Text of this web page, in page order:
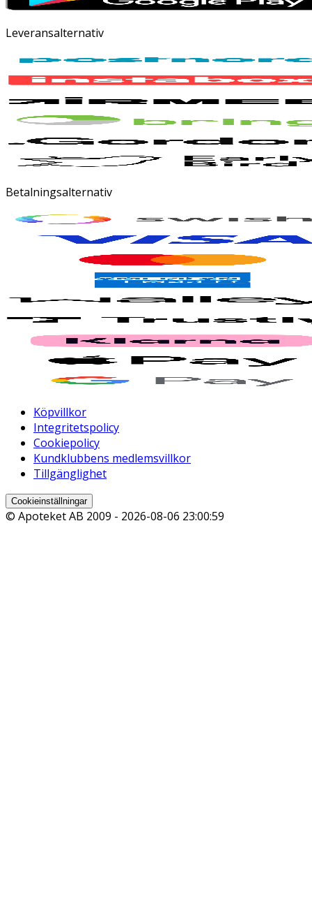
Leveransalternativ
Betalningsalternativ
Köpvillkor
Integritetspolicy
Cookiepolicy
Kundklubbens medlemsvillkor
Tillgänglighet
Cookieinställningar
© Apoteket AB 2009 - 2026-08-06 23:00:59